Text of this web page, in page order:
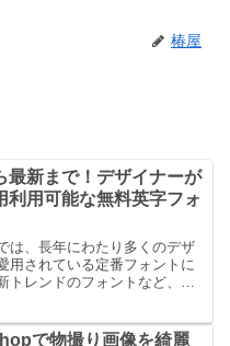
椿屋
最新まで！デザイナーが
利用可能な無料英字フォ
は、長年にわたり多くのデザ
用されている定番フォントに
トレンドのフォントなど、商
で物撮り画像を綺麗